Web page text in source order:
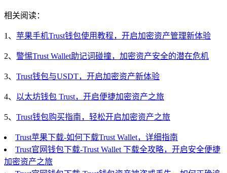
相关阅读：
1、 苹果手机Trust钱包使用教程，开启加密资产管理新体验
2、 警惕Trust Wallet助记词碰撞，加密资产安全的潜在危机
3、 Trust钱包与USDT，开启加密资产新体验
4、 以太坊钱包 Trust，开启便捷加密资产之旅
5、 Trust钱包购买指南，轻松开启加密资产之旅
Trust苹果下载-如何下载Trust Wallet，详细指南
Trust官网钱包下载-Trust Wallet 下载全攻略，开启安全便捷
加密资产之旅